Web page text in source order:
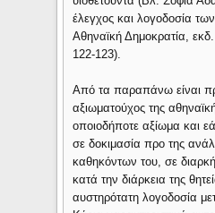
έλεγχος και λογοδοσία
Αθηναϊκή Δημοκρατία,
122-123).
Από τα παραπάνω είναι
αξιωματούχος της
οποιοδήποτε αξίωμα και
σε δοκιμασία προ της
καθηκόντων του, σε
κατά την διάρκεια της
αυστηρότατη λογοδοσία